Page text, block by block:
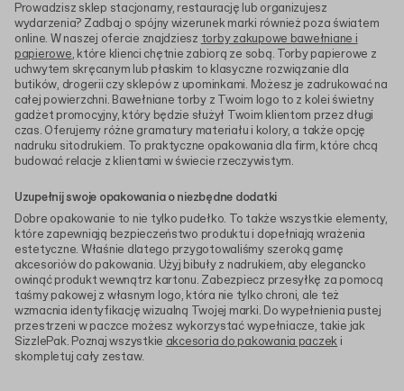
Prowadzisz sklep stacjonarny, restaurację lub organizujesz
wydarzenia? Zadbaj o spójny wizerunek marki również poza światem
online. W naszej ofercie znajdziesz torby zakupowe bawełniane i
papierowe, które klienci chętnie zabiorą ze sobą. Torby papierowe z
uchwytem skręcanym lub płaskim to klasyczne rozwiązanie dla
butików, drogerii czy sklepów z upominkami. Możesz je zadrukować na
całej powierzchni. Bawełniane torby z Twoim logo to z kolei świetny
gadżet promocyjny, który będzie służył Twoim klientom przez długi
czas. Oferujemy różne gramatury materiału i kolory, a także opcję
nadruku sitodrukiem. To praktyczne opakowania dla firm, które chcą
budować relacje z klientami w świecie rzeczywistym.
Uzupełnij swoje opakowania o niezbędne dodatki
Dobre opakowanie to nie tylko pudełko. To także wszystkie elementy,
które zapewniają bezpieczeństwo produktu i dopełniają wrażenia
estetyczne. Właśnie dlatego przygotowaliśmy szeroką gamę
akcesoriów do pakowania. Użyj bibuły z nadrukiem, aby elegancko
owinąć produkt wewnątrz kartonu. Zabezpiecz przesyłkę za pomocą
taśmy pakowej z własnym logo, która nie tylko chroni, ale też
wzmacnia identyfikację wizualną Twojej marki. Do wypełnienia pustej
przestrzeni w paczce możesz wykorzystać wypełniacze, takie jak
SizzlePak. Poznaj wszystkie akcesoria do pakowania paczek i
skompletuj cały zestaw.